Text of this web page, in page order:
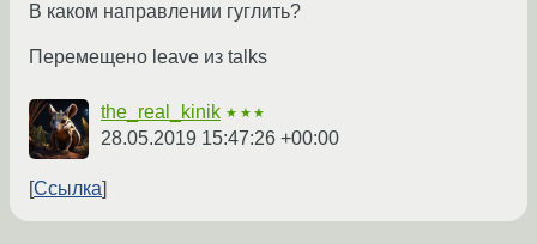
В каком направлении гуглить?
Перемещено leave из talks
the_real_kinik ★★★
28.05.2019 15:47:26 +00:00
Ссылка